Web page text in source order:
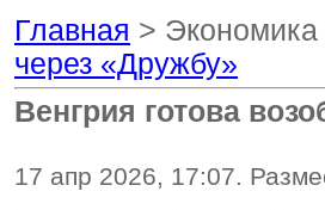
Главная > Экономика
через «Дружбу»
Венгрия готова
17 апр 2026, 17:07.